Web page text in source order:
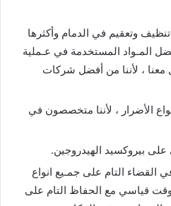
وتعقيم في الدمام وأكثرها
المـواد المستخدمة في عـملية
معنا ، لأننا من أفضل شركات
الأضرار ، لأننا متخصصون في
بيروكسيد الهيدروجين.
القضاء التام على جمـيع انواع
قياسي مع الحفاظ التام على